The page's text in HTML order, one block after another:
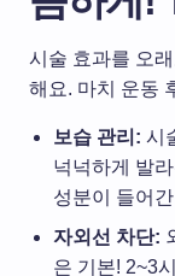
시술 효과를 오
해요. 마치 운동
보습 관리: 시
넉넉하게 발
성분이 들어
자외선 차단:
은 기본! 2~3